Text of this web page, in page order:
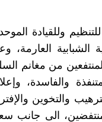
وللقيادة
الشبابية العارمة،
من مغانم
والفاسدة،
والتخوين
الى جانب